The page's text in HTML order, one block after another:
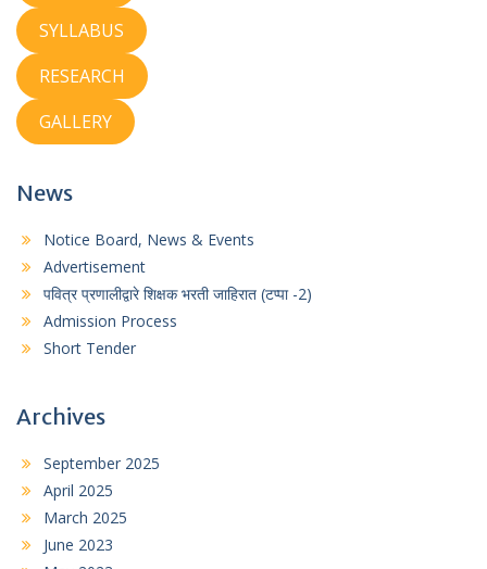
SYLLABUS
RESEARCH
GALLERY
News
Notice Board, News & Events
Advertisement
पवित्र प्रणालीद्वारे शिक्षक भरती जाहिरात (टप्पा -2)
Admission Process
Short Tender
Archives
September 2025
April 2025
March 2025
June 2023